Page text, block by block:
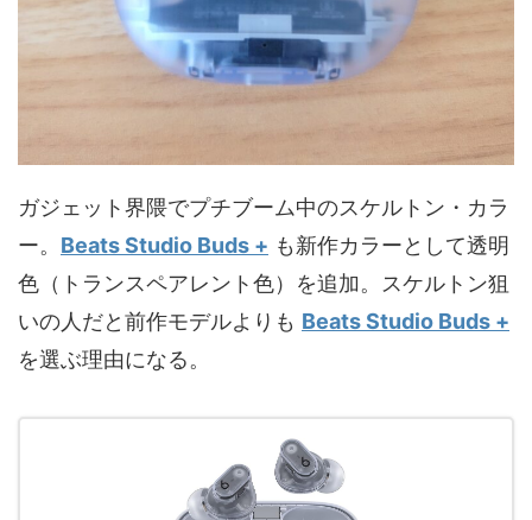
ガジェット界隈でプチブーム中のスケルトン・カラ
ー。 Beats Studio Buds + も新作カラーとして透明
色（トランスペアレント色）を追加。スケルトン狙
いの人だと前作モデルよりも Beats Studio Buds +
を選ぶ理由になる。